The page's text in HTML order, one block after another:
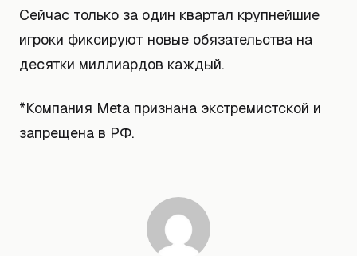
Сейчас только за один квартал крупнейшие
игроки фиксируют новые обязательства на
десятки миллиардов каждый.
*Компания Meta признана экстремистской и
запрещена в РФ.